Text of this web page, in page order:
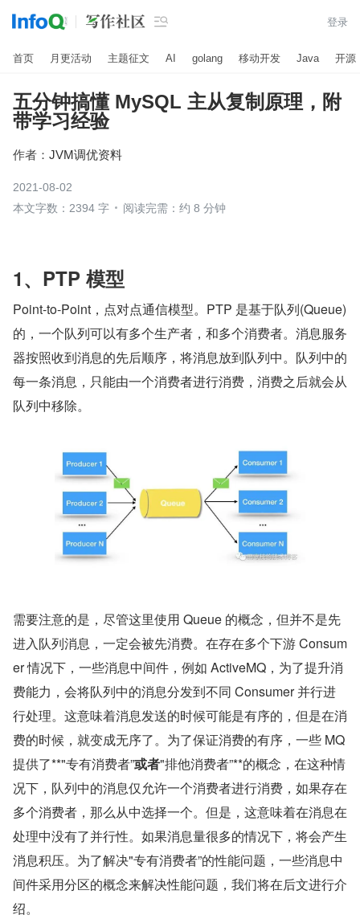
 登录
首页 月更活动 主题征文 AI golang 移动开发 Java 开源
五分钟搞懂 MySQL 主从复制原理，附
带学习经验
作者： JVM调优资料
2021-08-02
本文字数：2394 字
阅读完需：约 8 分钟
1、PTP 模型
Point-to-Point，点对点通信模型。PTP 是基于队列(Queue)
的，一个队列可以有多个生产者，和多个消费者。消息服务
器按照收到消息的先后顺序，将消息放到队列中。队列中的
每一条消息，只能由一个消费者进行消费，消费之后就会从
队列中移除。
需要注意的是，尽管这里使用 Queue 的概念，但并不是先
进入队列消息，一定会被先消费。在存在多个下游 Consum
er 情况下，一些消息中间件，例如 ActiveMQ，为了提升消
费能力，会将队列中的消息分发到不同 Consumer 并行进
行处理。这意味着消息发送的时候可能是有序的，但是在消
费的时候，就变成无序了。为了保证消费的有序，一些 MQ
提供了**"专有消费者”或者"排他消费者”**的概念，在这种情
况下，队列中的消息仅允许一个消费者进行消费，如果存在
多个消费者，那么从中选择一个。但是，这意味着在消息在
处理中没有了并行性。如果消息量很多的情况下，将会产生
消息积压。为了解决"专有消费者”的性能问题，一些消息中
间件采用分区的概念来解决性能问题，我们将在后文进行介
绍。